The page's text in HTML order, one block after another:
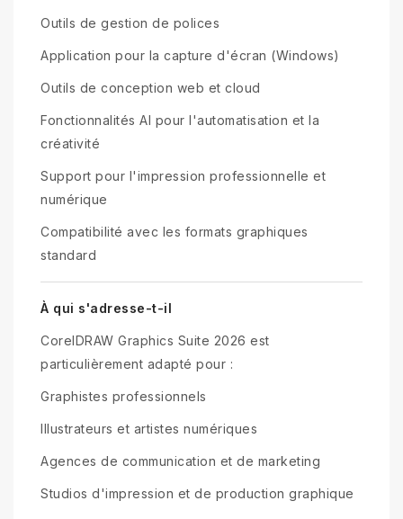
Outils de gestion de polices
Application pour la capture d'écran (Windows)
Outils de conception web et cloud
Fonctionnalités AI pour l'automatisation et la
créativité
Support pour l'impression professionnelle et
numérique
Compatibilité avec les formats graphiques
standard
À qui s'adresse-t-il
CorelDRAW Graphics Suite 2026 est
particulièrement adapté pour :
Graphistes professionnels
Illustrateurs et artistes numériques
Agences de communication et de marketing
Studios d'impression et de production graphique